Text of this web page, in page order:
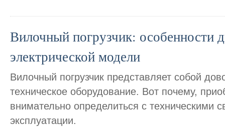
Вилочный погрузчик: особенности
электрической модели
Вилочный погрузчик представляет собой
техническое оборудование. Вот почему,
внимательно определиться с техническими
эксплуатации.